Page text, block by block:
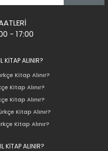
- 17:00
KİTAP ALINIR?
Kitap Alınır?
Kitap Alınır?
Kitap Alınır?
Kitap Alınır?
Kitap Alınır?
KİTAP ALINIR?